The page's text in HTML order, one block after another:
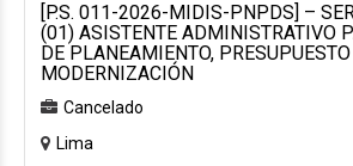
[P.S. 011-2026-MIDIS-PNPDS] –
(01) ASISTENTE ADMINISTRATIVO
DE PLANEAMIENTO,
MODERNIZACIÓN
Cancelado
Lima